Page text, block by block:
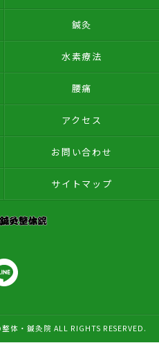
鍼灸
水素療法
腰痛
アクセス
お問い合わせ
サイトマップ
体・鍼灸院 ALL RIGHTS RESERVED.